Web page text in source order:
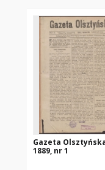
Gazeta
1889, nr 1